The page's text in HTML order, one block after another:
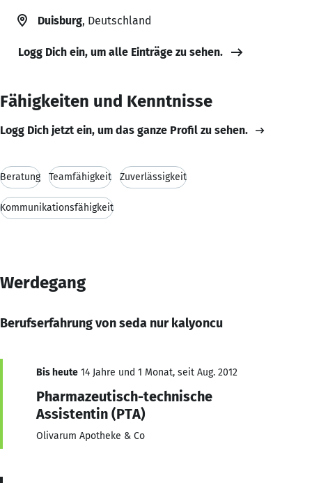
Duisburg, Deutschland
Logg Dich ein, um alle Einträge zu sehen.
Fähigkeiten und Kenntnisse
Logg Dich jetzt ein, um das ganze Profil zu sehen.
Beratung Teamfähigkeit Zuverlässigkeit
Kommunikationsfähigkeit
Werdegang
Berufserfahrung von seda nur kalyoncu
Bis heute 14 Jahre und 1 Monat, seit Aug. 2012
Pharmazeutisch-technische
Assistentin (PTA)
Olivarum Apotheke & Co